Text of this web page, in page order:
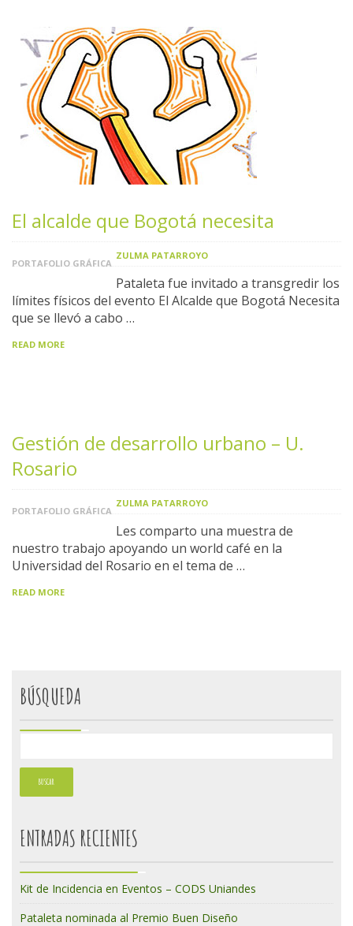
El alcalde que Bogotá necesita
PORTAFOLIO GRÁFICA
ZULMA PATARROYO
Pataleta fue invitado a transgredir los
límites físicos del evento El Alcalde que Bogotá Necesita
que se llevó a cabo …
READ MORE
Gestión de desarrollo urbano – U.
Rosario
PORTAFOLIO GRÁFICA
ZULMA PATARROYO
Les comparto una muestra de
nuestro trabajo apoyando un world café en la
Universidad del Rosario en el tema de …
READ MORE
BÚSQUEDA
ENTRADAS RECIENTES
Kit de Incidencia en Eventos – CODS Uniandes
Pataleta nominada al Premio Buen Diseño